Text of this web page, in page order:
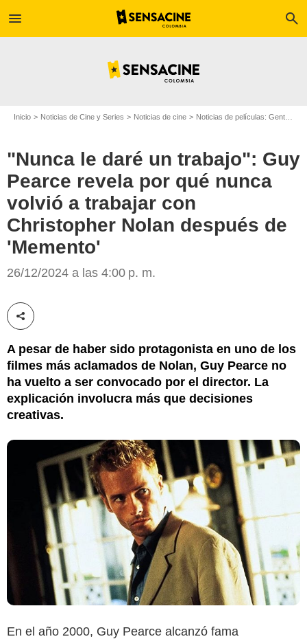
menu search
Inicio Noticias de Cine y Series Noticias de cine Noticias de películas: Gente
"Nunca le daré un trabajo": Guy
Pearce revela por qué nunca
volvió a trabajar con
Christopher Nolan después de
'Memento'
26/12/2024 a las 4:00 p. m.
Compartir esta noticia
A pesar de haber sido protagonista en uno de los
filmes más aclamados de Nolan, Guy Pearce no
ha vuelto a ser convocado por el director. La
explicación involucra más que decisiones
creativas.
En el año 2000, Guy Pearce alcanzó fama